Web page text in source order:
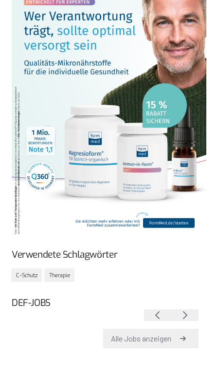
Verwendete Schlagwörter
C-Schutz Therapie
DEF-JOBS